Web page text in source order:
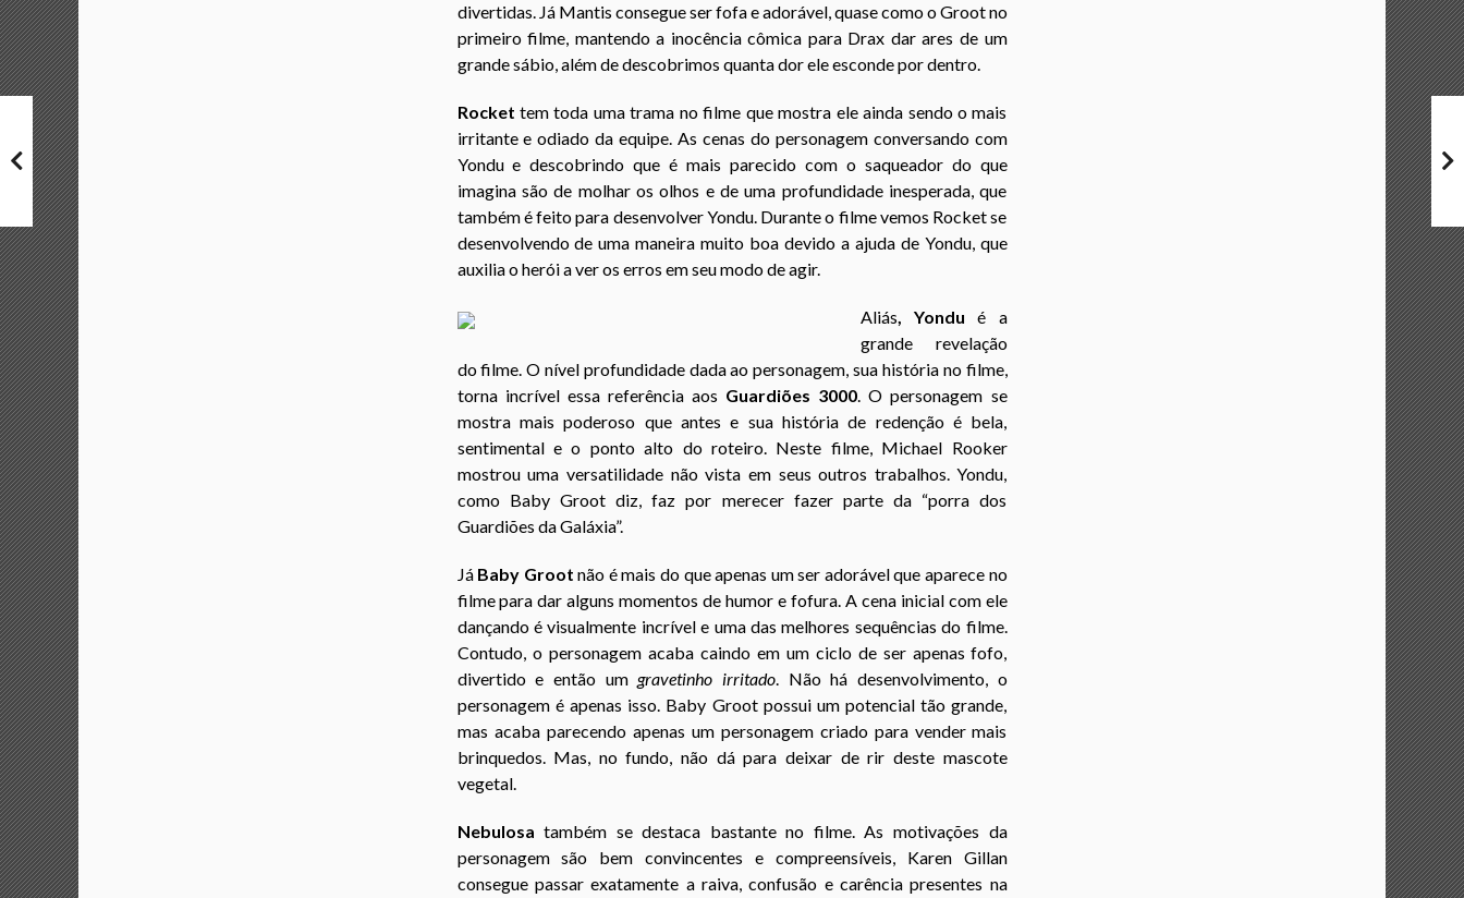
divertidas. Já Mantis consegue ser fofa e adorável, quase como o Groot no
primeiro filme, mantendo a inocência cômica para Drax dar ares de um
grande sábio, além de descobrimos quanta dor ele esconde por dentro.
Rocket tem toda uma trama no filme que mostra ele ainda sendo o mais
irritante e odiado da equipe. As cenas do personagem conversando com
Yondu e descobrindo que é mais parecido com o saqueador do que
imagina são de molhar os olhos e de uma profundidade inesperada, que
também é feito para desenvolver Yondu. Durante o filme vemos Rocket se
desenvolvendo de uma maneira muito boa devido a ajuda de Yondu, que
auxilia o herói a ver os erros em seu modo de agir.
Aliás, Yondu é a
grande revelação
do filme. O nível profundidade dada ao personagem, sua história no filme,
torna incrível essa referência aos Guardiões 3000. O personagem se
mostra mais poderoso que antes e sua história de redenção é bela,
sentimental e o ponto alto do roteiro. Neste filme, Michael Rooker
mostrou uma versatilidade não vista em seus outros trabalhos. Yondu,
como Baby Groot diz, faz por merecer fazer parte da “porra dos
Guardiões da Galáxia”.
Já Baby Groot não é mais do que apenas um ser adorável que aparece no
filme para dar alguns momentos de humor e fofura. A cena inicial com ele
dançando é visualmente incrível e uma das melhores sequências do filme.
Contudo, o personagem acaba caindo em um ciclo de ser apenas fofo,
divertido e então umgravetinho irritado. Não há desenvolvimento, o
personagem é apenas isso. Baby Groot possui um potencial tão grande,
mas acaba parecendo apenas um personagem criado para vender mais
brinquedos. Mas, no fundo, não dá para deixar de rir deste mascote
vegetal.
Nebulosatambém se destaca bastante no filme. As motivações da
personagem são bem convincentes e compreensíveis, Karen Gillan
consegue passar exatamente a raiva, confusão e carência presentes na